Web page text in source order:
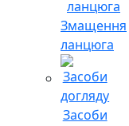
Змащення
ланцюга
Засоби